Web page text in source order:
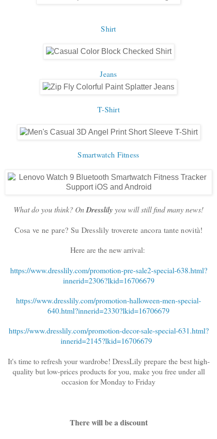
Shirt
Jeans
T-Shirt
Smartwatch Fitness
What do you think? OnDresslily you will still find many news!
Cosa ve ne pare? Su Dresslily troverete ancora tante novità!
Here are the new arrival:
https://www.dresslily.com/promotion-pre-sale2-special-638.html?
innerid=2306?lkid=16706679
https://www.dresslily.com/promotion-halloween-men-special-
640.html?innerid=2330?lkid=16706679
https://www.dresslily.com/promotion-decor-sale-special-631.html?
innerid=2145?lkid=16706679
It's time to refresh your wardrobe! DressLily prepare the best high-
quality but low-prices products for you, make you free under all
occasion for Monday to Friday
There will be a discount